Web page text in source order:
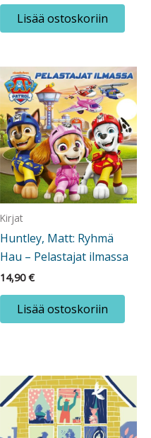
Lisää ostoskoriin
Kirjat
Huntley, Matt: Ryhmä
Hau – Pelastajat ilmassa
14,90€
Lisää ostoskoriin